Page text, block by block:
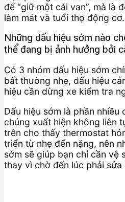
để “giữ một cái van”, mà là
làm mát và tuổi thọ động cơ.
Những dấu hiệu sớm nào
thể đang bị ảnh hưởng bởi
Có 3 nhóm dấu hiệu sớm
bất thường nhẹ, dấu hiệu
hiệu cần dừng xe kiểm tra
Dấu hiệu sớm là phần nhiều
chúng xuất hiện không liên
trên cho thấy thermostat
triển từ nhẹ đến nặng, nên
sớm sẽ giúp bạn chỉ cần vệ
thay vì chờ đến lúc phải sửa